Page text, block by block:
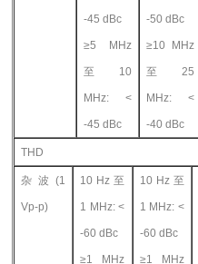
-45 dBc
≥5 MHz
至 10
MHz: <
-45 dBc
-50 dBc
≥10 MHz
至 25
MHz: <
-40 dBc
THD
杂波(1
Vp-p)
10 Hz至
1 MHz: <
-60 dBc
≥1 MHz
10 Hz 至
1 MHz: <
-60 dBc
≥1 MHz